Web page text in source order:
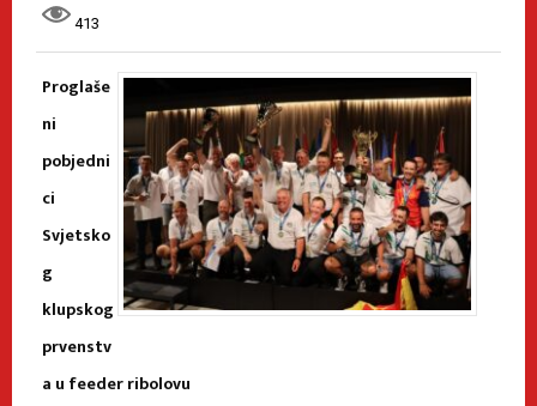
413
Proglaše
ni
pobjedni
ci
Svjetsko
g
klupskog
prvenstv
a u feeder ribolovu